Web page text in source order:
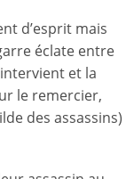
d’esprit mais
éclate entre
et la
le remercier,
des assassins)